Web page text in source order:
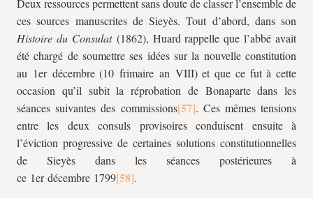
Deux ressources permettent sans doute de classer l’ensemble de
ces sources manuscrites de Sieyès. Tout d’abord, dans son
Histoire du Consulat(1862), Huard rappelle que l’abbé avait
été chargé de soumettre ses idées sur la nouvelle constitution
au 1er décembre (10 frimaire an VIII)et que ce fut à cette
occasion qu’il subit la réprobation de Bonaparte dans les
séances suivantes des commissions
. Ces mêmes tensions
entre les deux consuls provisoires conduisent ensuite à
l’éviction progressive de certaines solutions constitutionnelles
de Sieyès dans les séances postérieures à
ce 1er décembre 1799
.